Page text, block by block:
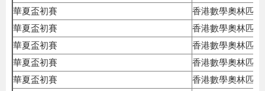
華夏盃初賽
香港數學奧林匹
華夏盃初賽
香港數學奧林匹
華夏盃初賽
香港數學奧林匹
華夏盃初賽
香港數學奧林匹
華夏盃初賽
香港數學奧林匹